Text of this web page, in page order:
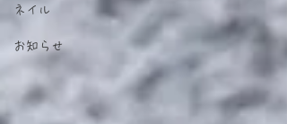
ネイル
お知らせ